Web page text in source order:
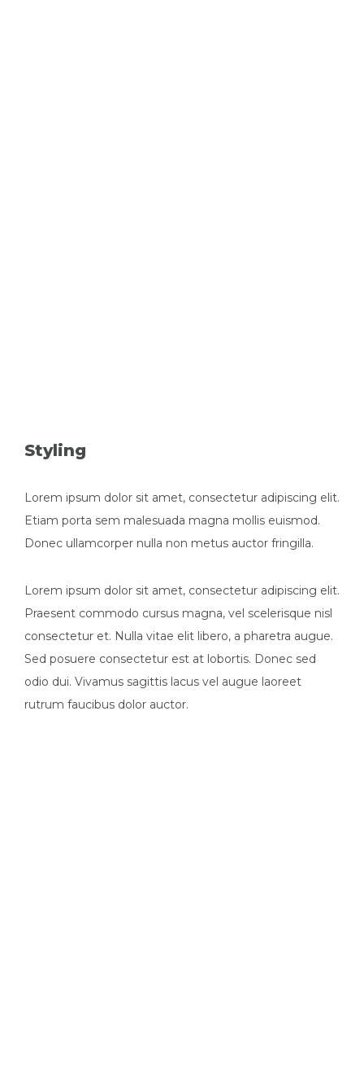
Styling
Lorem ipsum dolor sit amet, consectetur adipiscing elit.
Etiam porta sem malesuada magna mollis euismod.
Donec ullamcorper nulla non metus auctor fringilla.
Lorem ipsum dolor sit amet, consectetur adipiscing elit.
Praesent commodo cursus magna, vel scelerisque nisl
consectetur et. Nulla vitae elit libero, a pharetra augue.
Sed posuere consectetur est at lobortis. Donec sed
odio dui. Vivamus sagittis lacus vel augue laoreet
rutrum faucibus dolor auctor.